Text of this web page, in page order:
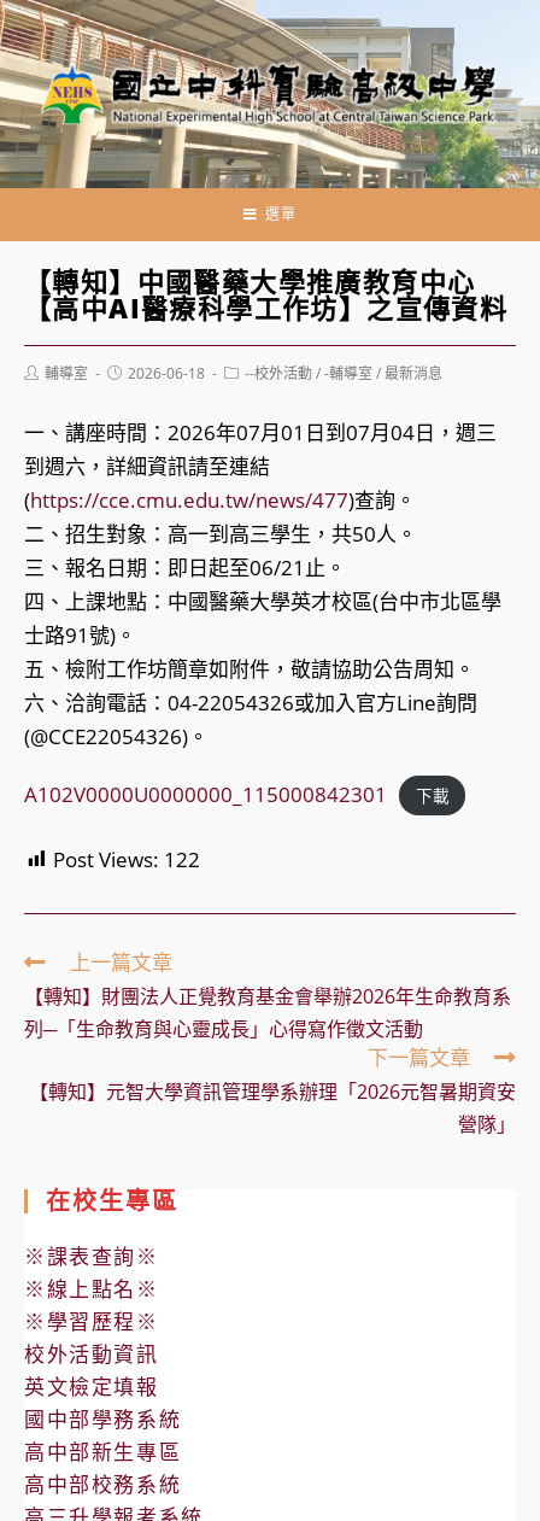
跳
轉
至
主
要
內
選單
【轉知】中國醫藥大學推廣教育中心
【高中AI醫療科學工作坊】之宣傳資料
Post輔導室
Post2026-06-18
Post--校外活動/-輔導室 /最新消息
一、講座時間：2026年07月01日到07月04日，週三
到週六，詳細資訊請至連結
(https://cce.cmu.edu.tw/news/477)查詢。
二、招生對象：高一到高三學生，共50人。
三、報名日期：即日起至06/21止。
四、上課地點：中國醫藥大學英才校區(台中市北區學
士路91號)。
五、檢附工作坊簡章如附件，敬請協助公告周知。
六、洽詢電話：04-22054326或加入官方Line詢問
(@CCE22054326)。
A102V0000U0000000_115000842301 下載
Post Views: 122
Read
more
articles
上一篇文章
【轉知】財團法人正覺教育基金會舉辦2026年生命教育系
列─「生命教育與心靈成長」心得寫作徵文活動
下一篇文章
【轉知】元智大學資訊管理學系辦理「2026元智暑期資安
營隊」
在校生專區
※課表查詢※
※線上點名※
※學習歷程※
校外活動資訊
英文檢定填報
國中部學務系統
高中部新生專區
高中部校務系統